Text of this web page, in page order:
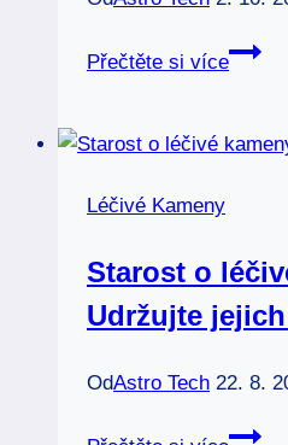
Přečtěte si více
Co
Léčivé Kameny
Starost o
Udržujte
OdAstro Tech 22. 8.
Starost